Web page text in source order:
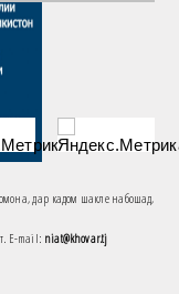
дар кадом шакле набошад,
E-mail: niat@khovar.tj